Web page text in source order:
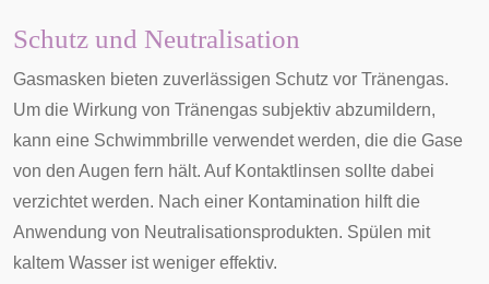
Schutz und Neutralisation
Gasmasken bieten zuverlässigen Schutz vor Tränengas.
Um die Wirkung von Tränengas subjektiv abzumildern,
kann eine Schwimmbrille verwendet werden, die die Gase
von den Augen fern hält. Auf Kontaktlinsen sollte dabei
verzichtet werden. Nach einer Kontamination hilft die
Anwendung von Neutralisationsprodukten. Spülen mit
kaltem Wasser ist weniger effektiv.